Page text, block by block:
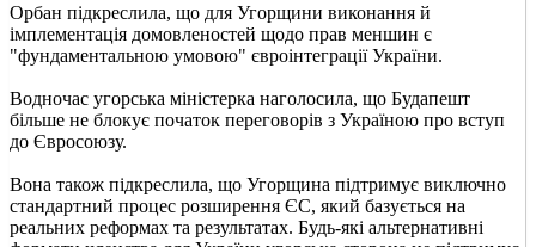
Орбан підкреслила, що для Угорщини виконання й
імплементація домовленостей щодо прав меншин є
"фундаментальною умовою" євроінтеграції України.
Водночас угорська міністерка наголосила, що Будапешт
більше не блокує початок переговорів з Україною про вступ
до Євросоюзу.
Вона також підкреслила, що Угорщина підтримує виключно
стандартний процес розширення ЄС, який базується на
реальних реформах та результатах. Будь-які альтернативні